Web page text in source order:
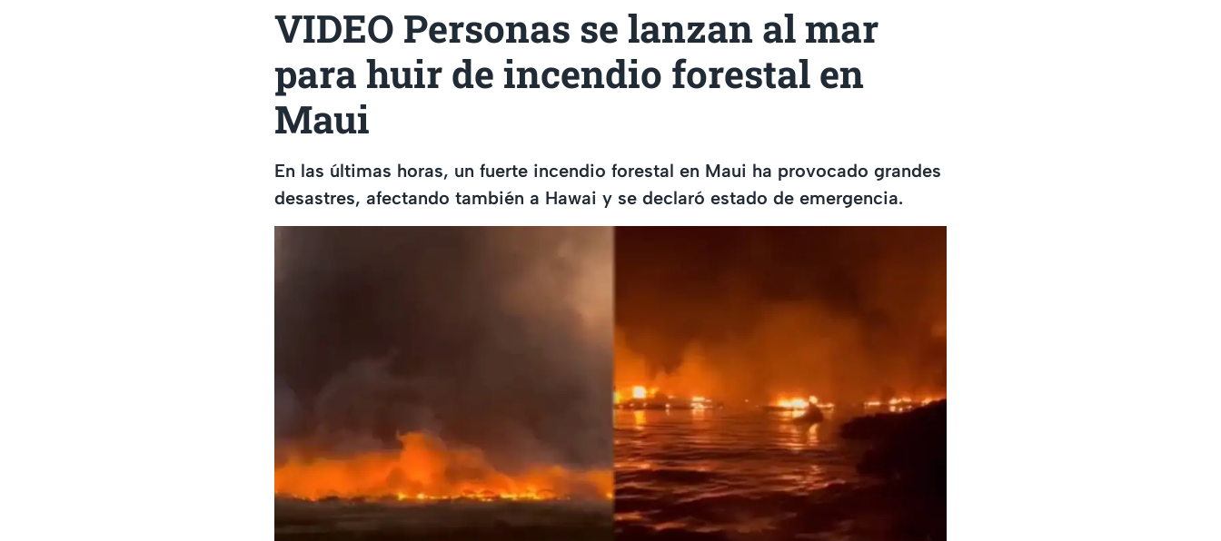
VIDEO Personas se lanzan al mar
para huir de incendio forestal en
Maui
En las últimas horas, un fuerte incendio forestal en Maui ha provocado grandes
desastres, afectando también a Hawai y se declaró estado de emergencia.